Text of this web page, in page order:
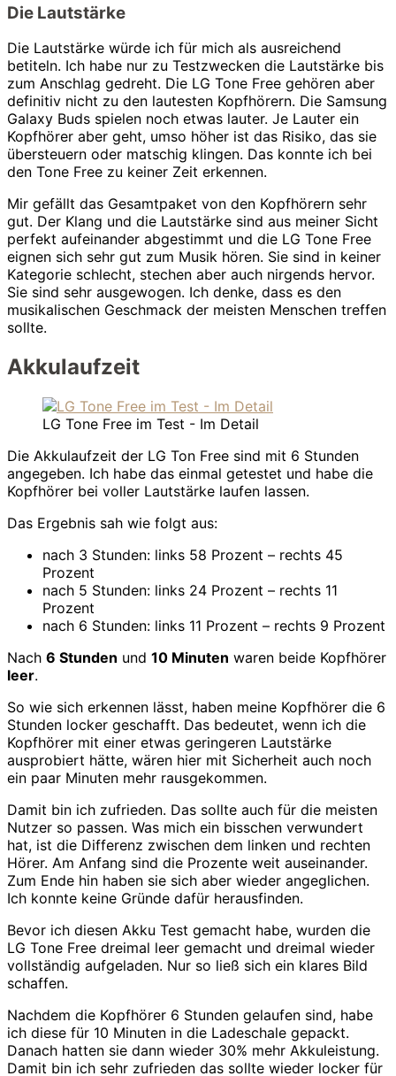
Die Lautstärke
Die Lautstärke würde ich für mich als ausreichend
betiteln. Ich habe nur zu Testzwecken die Lautstärke bis
zum Anschlag gedreht. Die LG Tone Free gehören aber
definitiv nicht zu den lautesten Kopfhörern. Die Samsung
Galaxy Buds spielen noch etwas lauter. Je Lauter ein
Kopfhörer aber geht, umso höher ist das Risiko, das sie
übersteuern oder matschig klingen. Das konnte ich bei
den Tone Free zu keiner Zeit erkennen.
Mir gefällt das Gesamtpaket von den Kopfhörern sehr
gut. Der Klang und die Lautstärke sind aus meiner Sicht
perfekt aufeinander abgestimmt und die LG Tone Free
eignen sich sehr gut zum Musik hören. Sie sind in keiner
Kategorie schlecht, stechen aber auch nirgends hervor.
Sie sind sehr ausgewogen. Ich denke, dass es den
musikalischen Geschmack der meisten Menschen treffen
sollte.
Akkulaufzeit
LG Tone Free im Test - Im Detail
Die Akkulaufzeit der LG Ton Free sind mit 6 Stunden
angegeben. Ich habe das einmal getestet und habe die
Kopfhörer bei voller Lautstärke laufen lassen.
Das Ergebnis sah wie folgt aus:
nach 3 Stunden: links 58 Prozent – rechts 45
Prozent
nach 5 Stunden: links 24 Prozent – rechts 11
Prozent
nach 6 Stunden: links 11 Prozent – rechts 9 Prozent
Nach 6 Stunden und 10 Minuten waren beide Kopfhörer
leer.
So wie sich erkennen lässt, haben meine Kopfhörer die 6
Stunden locker geschafft. Das bedeutet, wenn ich die
Kopfhörer mit einer etwas geringeren Lautstärke
ausprobiert hätte, wären hier mit Sicherheit auch noch
ein paar Minuten mehr rausgekommen.
Damit bin ich zufrieden. Das sollte auch für die meisten
Nutzer so passen. Was mich ein bisschen verwundert
hat, ist die Differenz zwischen dem linken und rechten
Hörer. Am Anfang sind die Prozente weit auseinander.
Zum Ende hin haben sie sich aber wieder angeglichen.
Ich konnte keine Gründe dafür herausfinden.
Bevor ich diesen Akku Test gemacht habe, wurden die
LG Tone Free dreimal leer gemacht und dreimal wieder
vollständig aufgeladen. Nur so ließ sich ein klares Bild
schaffen.
Nachdem die Kopfhörer 6 Stunden gelaufen sind, habe
ich diese für 10 Minuten in die Ladeschale gepackt.
Danach hatten sie dann wieder 30% mehr Akkuleistung.
Damit bin ich sehr zufrieden das sollte wieder locker für